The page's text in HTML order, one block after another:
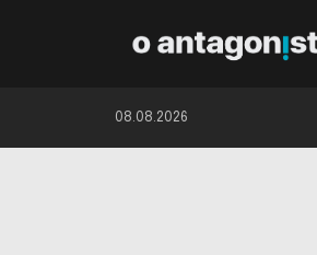
08.08.2026